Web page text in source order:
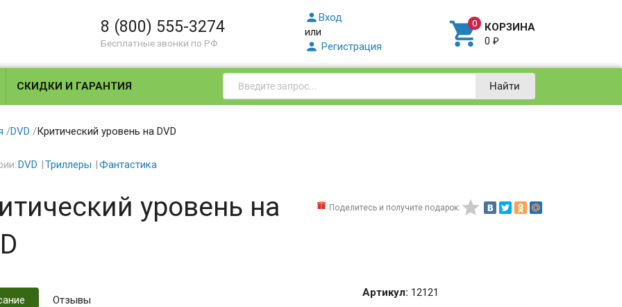
8 (800) 555-3274
Бесплатные звонки по РФ
Вход
или
 Регистрация  КОРЗИНА
0₽
СКИДКИ И ГАРАНТИЯ Найти
/DVD /Критический уровень на DVD
DVD Триллеры Фантастика
Поделитесь и получите подарок: 
уровень на
Артикул: 12121
Отзывы